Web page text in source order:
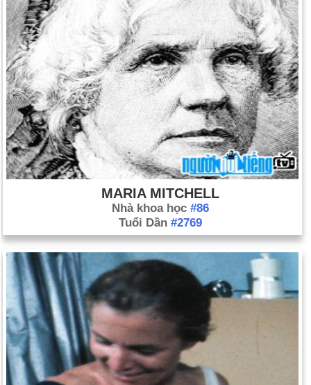
MARIA MITCHELL
Nhà khoa học #86
Tuổi Dần #2769